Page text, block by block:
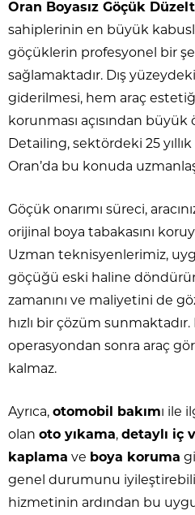
Oran Boyasız Göçük
sahiplerinin en büyük
göçüklerin profesyonel bir
sağlamaktadır. Dış
giderilmesi, hem araç
korunması açısından
Detailing, sektördeki 25
Oran’da bu konuda
Göçük onarımı süreci,
orijinal boya tabakasını
Uzman teknisyenlerimiz,
göçüğü eski haline
zamanını ve maliyetini de
hızlı bir çözüm
operasyondan sonra araç
kalmaz.
Ayrıca, otomobil bakımı ile
olan oto yıkama, detaylı iç
kaplama ve boya koruma
genel durumunu
hizmetinin ardından bu